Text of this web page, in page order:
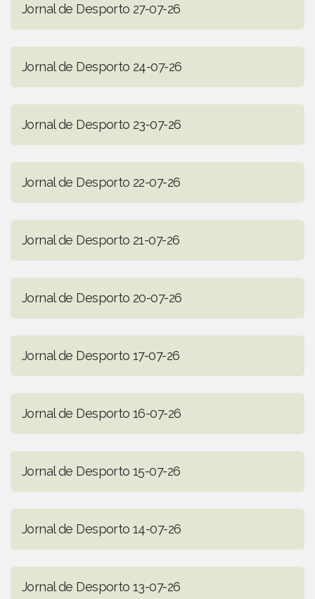
Jornal de Desporto 27-07-26
Jornal de Desporto 24-07-26
Jornal de Desporto 23-07-26
Jornal de Desporto 22-07-26
Jornal de Desporto 21-07-26
Jornal de Desporto 20-07-26
Jornal de Desporto 17-07-26
Jornal de Desporto 16-07-26
Jornal de Desporto 15-07-26
Jornal de Desporto 14-07-26
Jornal de Desporto 13-07-26